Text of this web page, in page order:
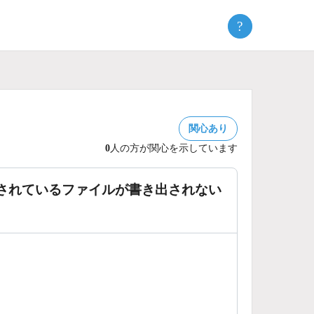
?
関心あり
0人の方が関心を示しています
れているファイルが書き出されない